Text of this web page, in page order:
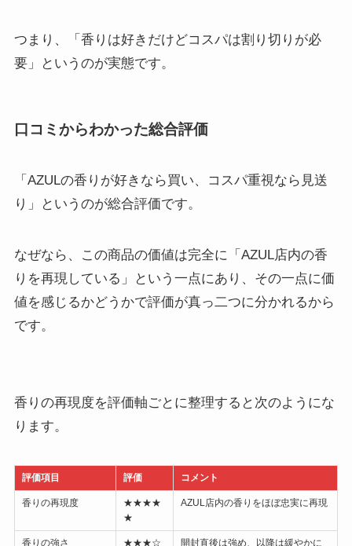
つまり、「香りは好きだけどコスパは割り切りが必
要」というのが実態です。
口コミからわかった総合評価
「AZULの香りが好きなら買い、コスパ重視なら見送
り」というのが総合評価です。
なぜなら、この商品の価値は完全に「AZUL店内の香
りを再現している」という一点にあり、その一点に価
値を感じるかどうかで評価が真っ二つに分かれるから
です。
香りの再現度を評価軸ごとに整理すると次のようにな
ります。
評価項目 評価 コメント
香りの再現度
★★★★
★
AZUL店内の香りをほぼ忠実に再現
香りの強さ ★★★☆ 開封直後は強め、以降は緩やかに